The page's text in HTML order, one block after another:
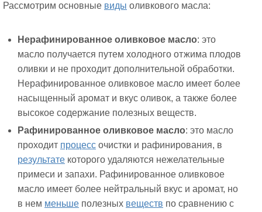
Рассмотрим основные виды оливкового масла:
Нерафинированное оливковое масло: это
масло получается путем холодного отжима плодов
оливки и не проходит дополнительной обработки.
Нерафинированное оливковое масло имеет более
насыщенный аромат и вкус оливок, а также более
высокое содержание полезных веществ.
Рафинированное оливковое масло: это масло
проходит процесс очистки и рафинирования, в
результате которого удаляются нежелательные
примеси и запахи. Рафинированное оливковое
масло имеет более нейтральный вкус и аромат, но
в нем меньше полезных веществ по сравнению с